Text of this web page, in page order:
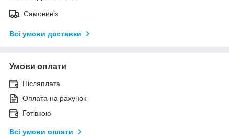
Самовивіз
Всі умови доставки
Умови оплати
Післяплата
Оплата на рахунок
Готівкою
Всі умови оплати